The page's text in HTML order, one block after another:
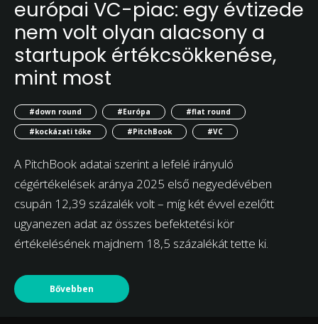
európai VC-piac: egy évtizede
nem volt olyan alacsony a
startupok értékcsökkenése,
mint most
#down round #Európa
#flat round
#kockázati tőke
#PitchBook #VC
A PitchBook adatai szerint a lefelé irányuló
cégértékelések aránya 2025 első negyedévében
csupán 12,39 százalék volt – míg két évvel ezelőtt
ugyanezen adat az összes befektetési kör
értékelésének majdnem 18,5 százalékát tette ki.
Bővebben